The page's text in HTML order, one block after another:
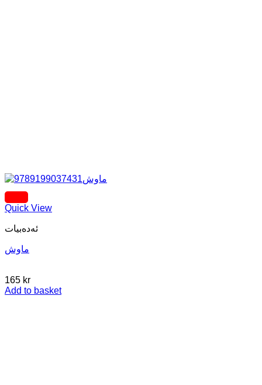
Quick View
ئه‌ده‌بیات
ماوش
165 kr
Add to basket